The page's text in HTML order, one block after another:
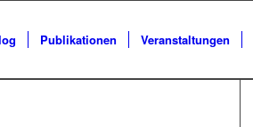
Publikationen Veranstaltungen